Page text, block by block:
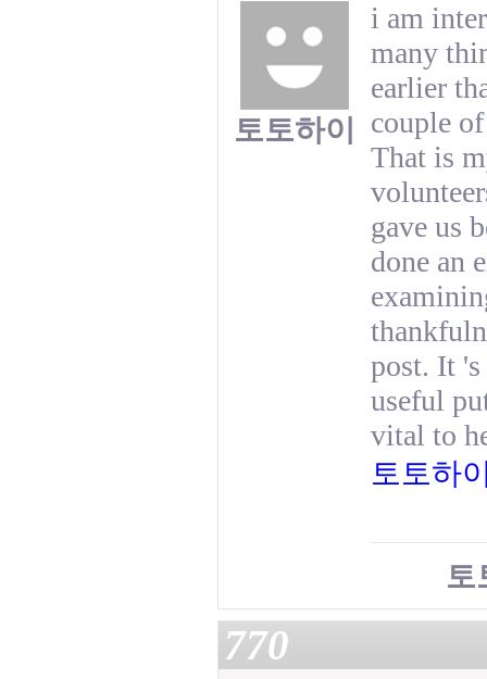
토토하이
i am
many
earlier
couple
That is
gave us
done an
post. It
useful
vital to
토토하
토
770